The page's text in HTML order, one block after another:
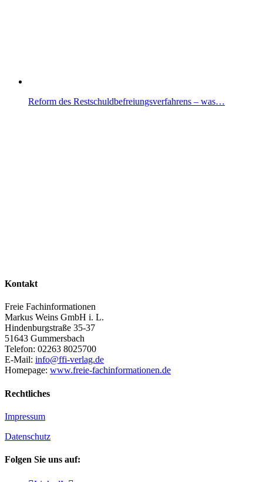
Reform des Restschuldbefreiungsverfahrens – was…
Kontakt
Freie Fachinformationen
Markus Weins GmbH i. L.
Hindenburgstraße 35-37
51643 Gummersbach
Telefon: 02263 8025700
E-Mail: info@ffi-verlag.de
Homepage: www.freie-fachinformationen.de
Rechtliches
Impressum
Datenschutz
Folgen Sie uns auf: